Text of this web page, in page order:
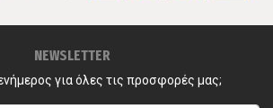
NEWSLETTER
για όλες τις προσφορές μας;